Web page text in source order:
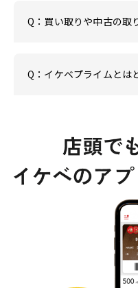
Q：買い取りや中古の取
Q：イケベプライムとは